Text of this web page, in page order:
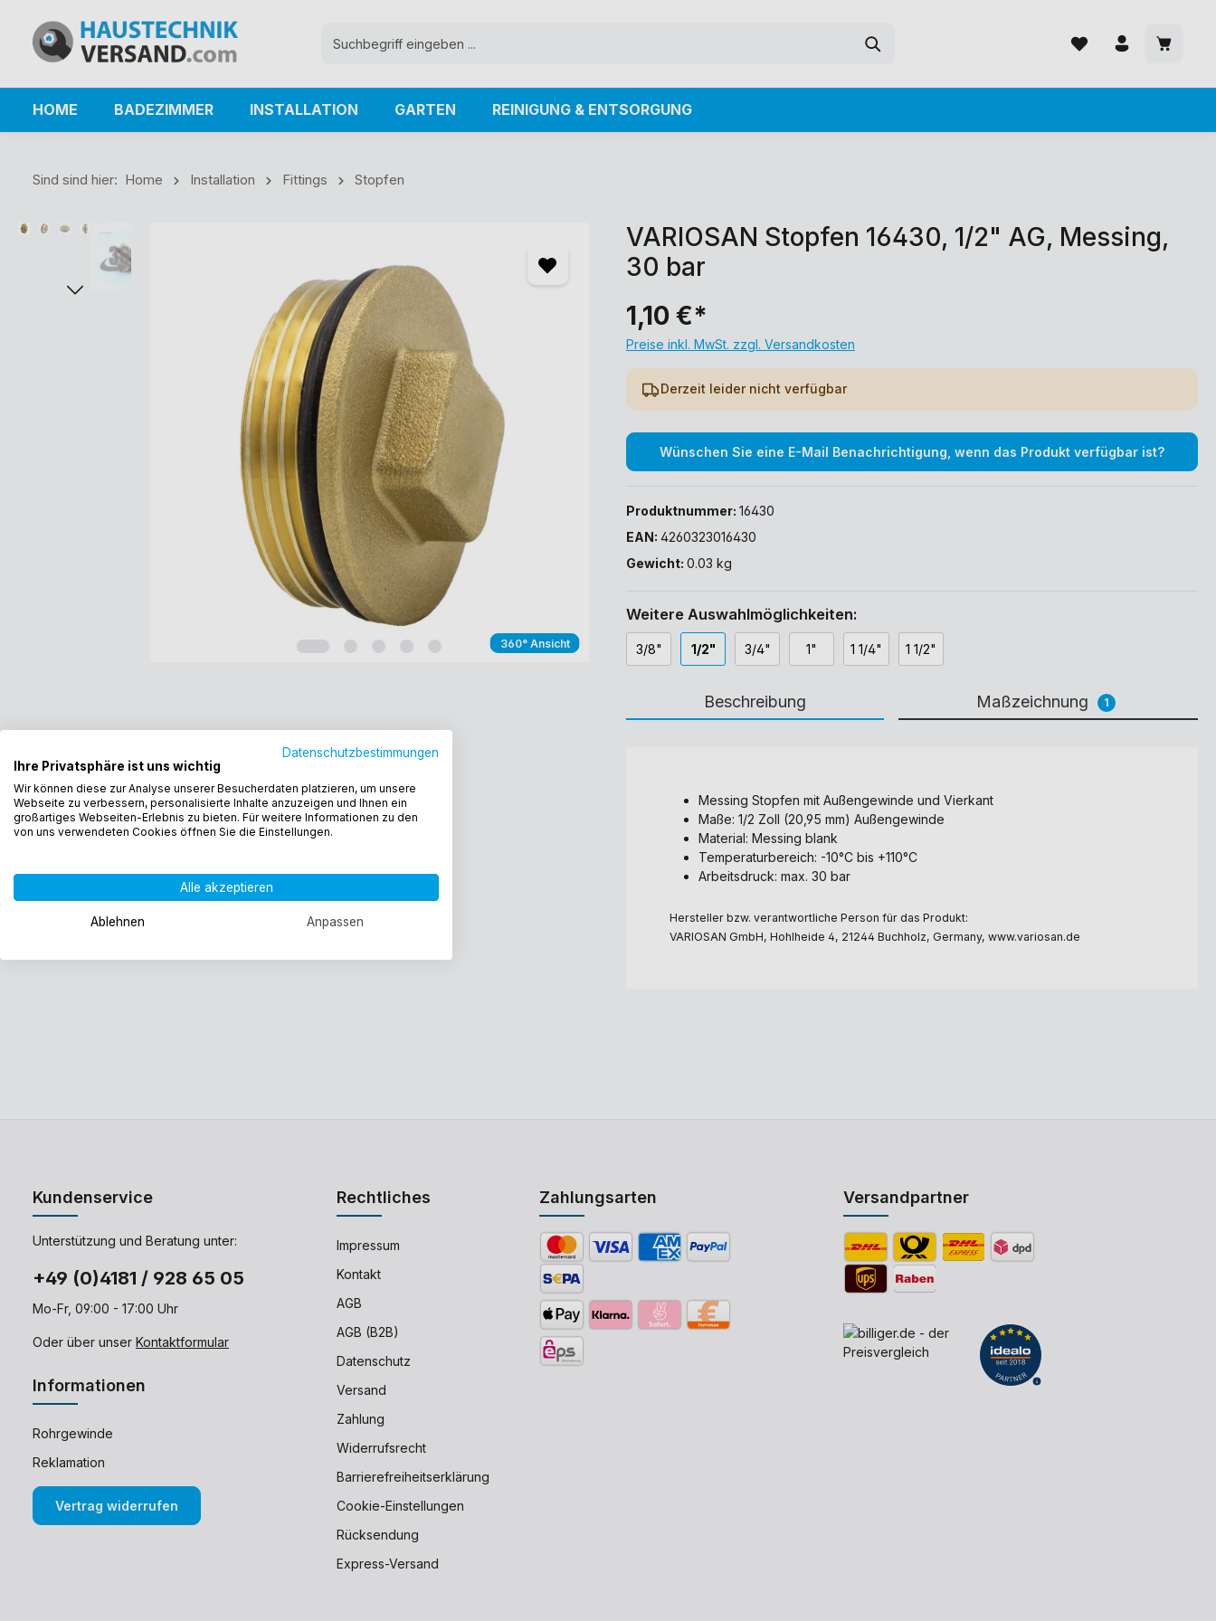
HOME BADEZIMMER INSTALLATION GARTEN REINIGUNG & ENTSORGUNG
Sind sind hier: Home Installation Fittings Stopfen
360° Ansicht
VARIOSAN Stopfen 16430, 1/2" AG, Messing,
30 bar
1,10 €*
Preise inkl. MwSt. zzgl. Versandkosten
Derzeit leider nicht verfügbar
Wünschen Sie eine E-Mail Benachrichtigung, wenn das Produkt verfügbar ist?
Produktnummer: 16430
EAN: 4260323016430
Gewicht: 0.03 kg
Weitere Auswahlmöglichkeiten:
3/8" 1/2" 3/4" 1" 1 1/4" 1 1/2"
Beschreibung Maßzeichnung 1
Messing Stopfen mit Außengewinde und Vierkant
Maße: 1/2 Zoll (20,95 mm) Außengewinde
Material: Messing blank
Temperaturbereich: -10°C bis +110°C
Arbeitsdruck: max. 30 bar
Hersteller bzw. verantwortliche Person für das Produkt:
VARIOSAN GmbH, Hohlheide 4, 21244 Buchholz, Germany, www.variosan.de
Zahlungsarten Versandpartner
Kundenservice
Unterstützung und Beratung unter:
+49 (0)4181 / 928 65 05
Mo-Fr, 09:00 - 17:00 Uhr
Oder über unser Kontaktformular
Informationen
Rohrgewinde
Reklamation
Vertrag widerrufen
Rechtliches
Impressum
Kontakt
AGB
AGB (B2B)
Datenschutz
Versand
Zahlung
Widerrufsrecht
Barrierefreiheitserklärung
Cookie-Einstellungen
Rücksendung
Express-Versand
Datenschutzbestimmungen
Ihre Privatsphäre ist uns wichtig
Wir können diese zur Analyse unserer Besucherdaten platzieren, um unsere
Webseite zu verbessern, personalisierte Inhalte anzuzeigen und Ihnen ein
großartiges Webseiten-Erlebnis zu bieten. Für weitere Informationen zu den
von uns verwendeten Cookies öffnen Sie die Einstellungen.
Alle akzeptieren
Ablehnen Anpassen